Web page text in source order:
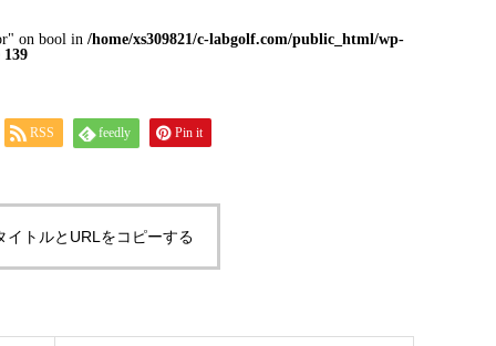
on bool in /home/xs309821/c-labgolf.com/public_html/wp-
139
RSS feedly Pin it
イトルとURLをコピーする